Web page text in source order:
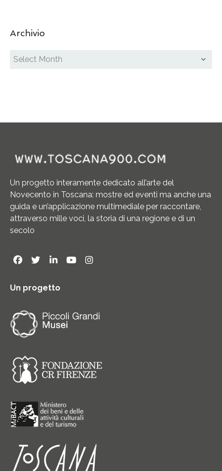
Archivio
Un progetto interamente dedicato all’arte del
Novecento in Toscana: mostre ed eventi ma anche una
guida e un’applicazione multimediale per raccontare,
attraverso mille voci, la storia di una regione e di un
secolo
Un progetto